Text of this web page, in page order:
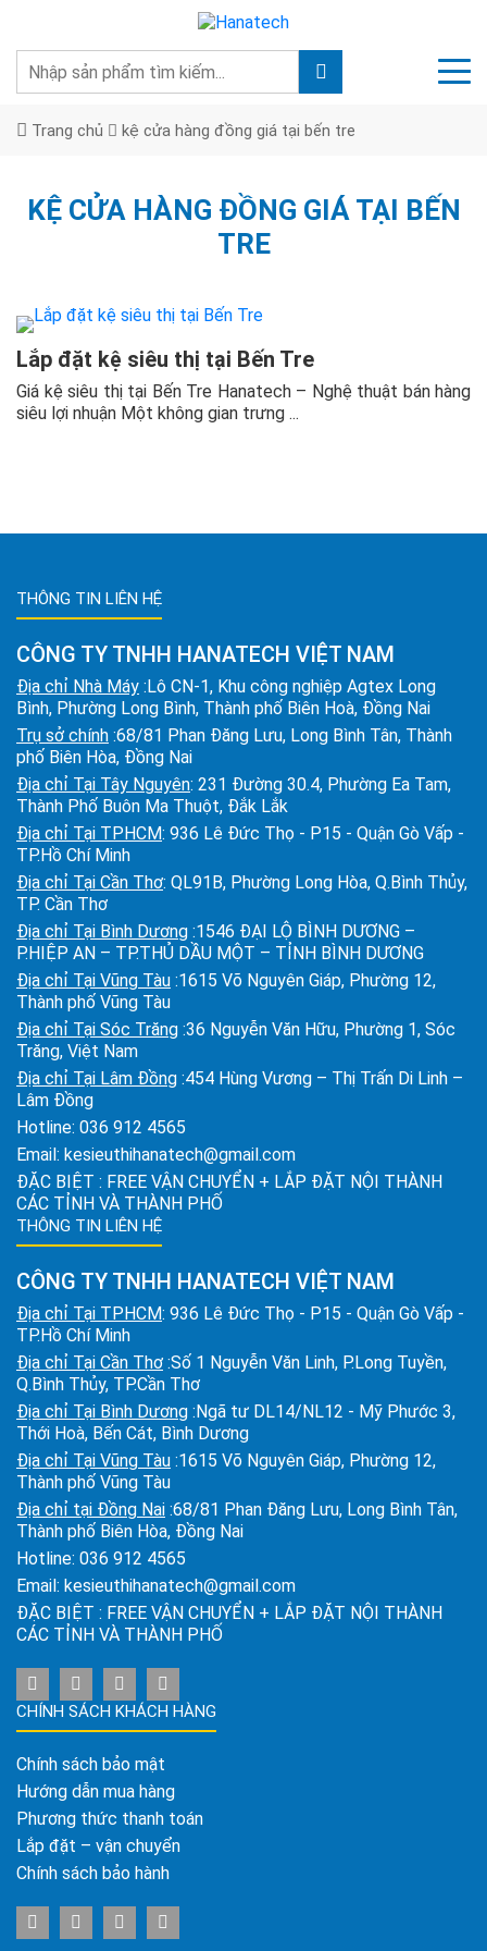
Trang chủ kệ cửa hàng đồng giá tại bến tre
KỆ CỬA HÀNG ĐỒNG GIÁ TẠI BẾN
TRE
Lắp đặt kệ siêu thị tại Bến Tre
Giá kệ siêu thị tại Bến Tre Hanatech – Nghệ thuật bán hàng
siêu lợi nhuận Một không gian trưng ...
THÔNG TIN LIÊN HỆ
CÔNG TY TNHH HANATECH VIỆT NAM
Địa chỉ Nhà Máy :Lô CN-1, Khu công nghiệp Agtex Long
Bình, Phường Long Bình, Thành phố Biên Hoà, Đồng Nai
Trụ sở chính :68/81 Phan Đăng Lưu, Long Bình Tân, Thành
phố Biên Hòa, Đồng Nai
Địa chỉ Tại Tây Nguyên: 231 Đường 30.4, Phường Ea Tam,
Thành Phố Buôn Ma Thuột, Đắk Lắk
Địa chỉ Tại TPHCM: 936 Lê Đức Thọ - P15 - Quận Gò Vấp -
TP.Hồ Chí Minh
Địa chỉ Tại Cần Thơ: QL91B, Phường Long Hòa, Q.Bình Thủy,
TP. Cần Thơ
Địa chỉ Tại Bình Dương :1546 ĐẠI LỘ BÌNH DƯƠNG –
P.HIỆP AN – TP.THỦ DẦU MỘT – TỈNH BÌNH DƯƠNG
Địa chỉ Tại Vũng Tàu :1615 Võ Nguyên Giáp, Phường 12,
Thành phố Vũng Tàu
Địa chỉ Tại Sóc Trăng :36 Nguyễn Văn Hữu, Phường 1, Sóc
Trăng, Việt Nam
Địa chỉ Tại Lâm Đồng :454 Hùng Vương – Thị Trấn Di Linh –
Lâm Đồng
Hotline: 036 912 4565
Email: kesieuthihanatech@gmail.com
ĐẶC BIỆT : FREE VẬN CHUYỂN + LẮP ĐẶT NỘI THÀNH
CÁC TỈNH VÀ THÀNH PHỐ
THÔNG TIN LIÊN HỆ
CÔNG TY TNHH HANATECH VIỆT NAM
Địa chỉ Tại TPHCM: 936 Lê Đức Thọ - P15 - Quận Gò Vấp -
TP.Hồ Chí Minh
Địa chỉ Tại Cần Thơ :Số 1 Nguyễn Văn Linh, P.Long Tuyền,
Q.Bình Thủy, TP.Cần Thơ
Địa chỉ Tại Bình Dương :Ngã tư DL14/NL12 - Mỹ Phước 3,
Thới Hoà, Bến Cát, Bình Dương
Địa chỉ Tại Vũng Tàu :1615 Võ Nguyên Giáp, Phường 12,
Thành phố Vũng Tàu
Địa chỉ tại Đồng Nai :68/81 Phan Đăng Lưu, Long Bình Tân,
Thành phố Biên Hòa, Đồng Nai
Hotline: 036 912 4565
Email: kesieuthihanatech@gmail.com
ĐẶC BIỆT : FREE VẬN CHUYỂN + LẮP ĐẶT NỘI THÀNH
CÁC TỈNH VÀ THÀNH PHỐ
CHÍNH SÁCH KHÁCH HÀNG
Chính sách bảo mật
Hướng dẫn mua hàng
Phương thức thanh toán
Lắp đặt – vận chuyển
Chính sách bảo hành